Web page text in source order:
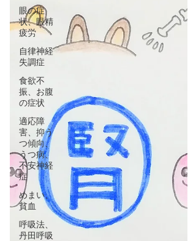
眼の症
状、眼精
疲労
自律神経
失調症
食欲不
振、お腹
の症状
適応障
害、抑う
つ傾向、
うつ病、
不安神経
症
めまい、
貧血
呼吸法、
丹田呼吸